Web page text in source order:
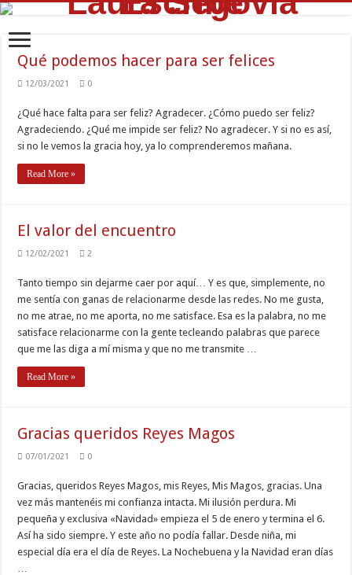
Qué podemos hacer para ser felices
12/03/2021 0
¿Qué hace falta para ser feliz? Agradecer. ¿Cómo puedo ser feliz?
Agradeciendo. ¿Qué me impide ser feliz? No agradecer. Y si no es así,
si no le vemos la gracia hoy, ya lo comprenderemos mañana.
Read More »
El valor del encuentro
12/02/2021 2
Tanto tiempo sin dejarme caer por aquí… Y es que, simplemente, no
me sentía con ganas de relacionarme desde las redes. No me gusta,
no me atrae, no me aporta, no me satisface. Esa es la palabra, no me
satisface relacionarme con la gente tecleando palabras que parece
que me las diga a mí misma y que no me transmite …
Read More »
Gracias queridos Reyes Magos
07/01/2021 0
Gracias, queridos Reyes Magos, mis Reyes, Mis Magos, gracias. Una
vez más mantenéis mi confianza intacta. Mi ilusión perdura. Mi
pequeña y exclusiva «Navidad» empieza el 5 de enero y termina el 6.
Así ha sido siempre. Y este año no podía fallar. Desde niña, mi
especial día era el día de Reyes. La Nochebuena y la Navidad eran días
…